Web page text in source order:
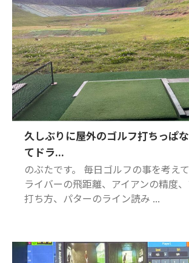
久しぶりに屋外のゴルフ打ちっぱ
てドラ...
のぶたです。 毎日ゴルフの事を考え
ライバーの飛距離、アイアンの精度
打ち方、パターのライン読み ...